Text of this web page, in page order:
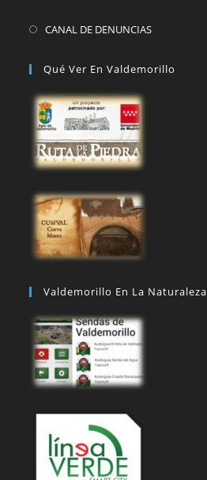
CANAL DE DENUNCIAS
Qué Ver En Valdemorillo
Valdemorillo En La Naturaleza